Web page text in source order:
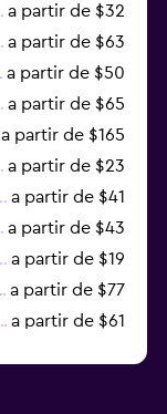
a partir de $32
a partir de $63
a partir de $50
a partir de $65
a partir de $165
a partir de $23
a partir de $41
a partir de $43
a partir de $19
a partir de $77
a partir de $61